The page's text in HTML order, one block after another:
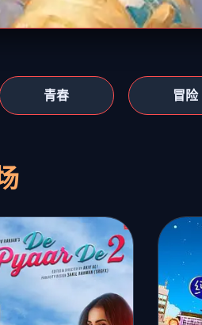
青春 冒险